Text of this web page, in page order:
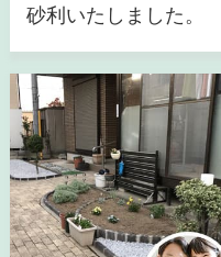
砂利いたしました。